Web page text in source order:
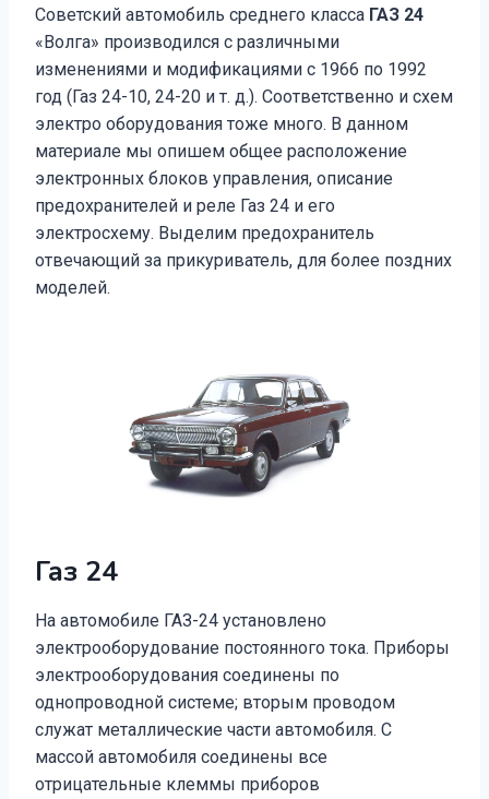
Советский автомобиль среднего класса ГАЗ 24
«Волга» производился с различными
изменениями и модификациями с 1966 по 1992
год (Газ 24-10, 24-20 и т. д.). Соответственно и схем
электро оборудования тоже много. В данном
материале мы опишем общее расположение
электронных блоков управления, описание
предохранителей и реле Газ 24 и его
электросхему. Выделим предохранитель
отвечающий за прикуриватель, для более поздних
моделей.
Газ 24
На автомобиле ГАЗ-24 установлено
электрооборудование постоянного тока. Приборы
электрооборудования соединены по
однопроводной системе; вторым проводом
служат металлические части автомобиля. С
массой автомобиля соединены все
отрицательные клеммы приборов